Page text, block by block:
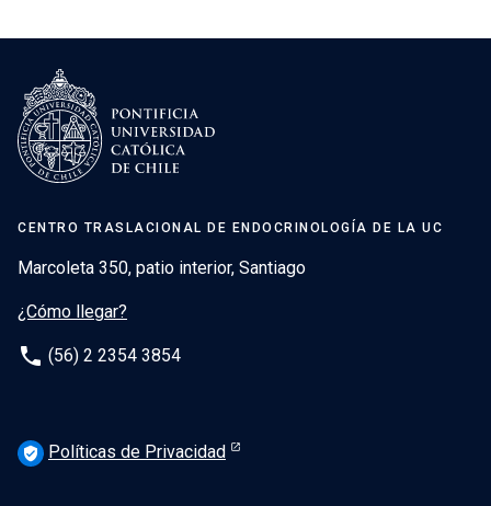
CENTRO TRASLACIONAL DE ENDOCRINOLOGÍA DE LA UC
Marcoleta 350, patio interior, Santiago
¿Cómo llegar?
phone (56) 2 2354 3854
verified_user Políticas de Privacidad